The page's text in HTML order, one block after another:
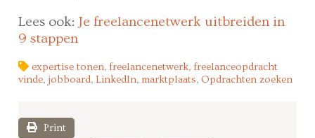
Lees ook: Je freelancenetwerk uitbreiden in
9 stappen
expertise tonen, freelancenetwerk, freelanceopdracht
vinde, jobboard,LinkedIn,marktplaats,Opdrachten zoeken
Print